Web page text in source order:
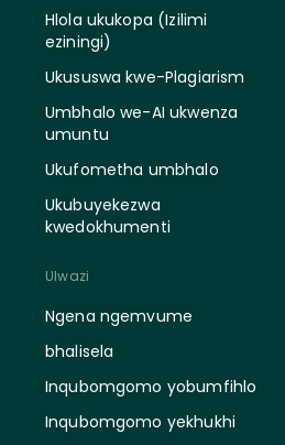
Hlola ukukopa (Izilimi
eziningi)
Ukususwa kwe-Plagiarism
Umbhalo we-AI ukwenza
umuntu
Ukufometha umbhalo
Ukubuyekezwa
kwedokhumenti
Ulwazi
Ngena ngemvume
bhalisela
Inqubomgomo yobumfihlo
Inqubomgomo yekhukhi